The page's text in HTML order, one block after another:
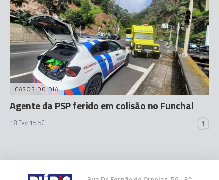
CASOS DO DIA
Agente da PSP ferido em colisão no Funchal
18 Fev 15:50 1